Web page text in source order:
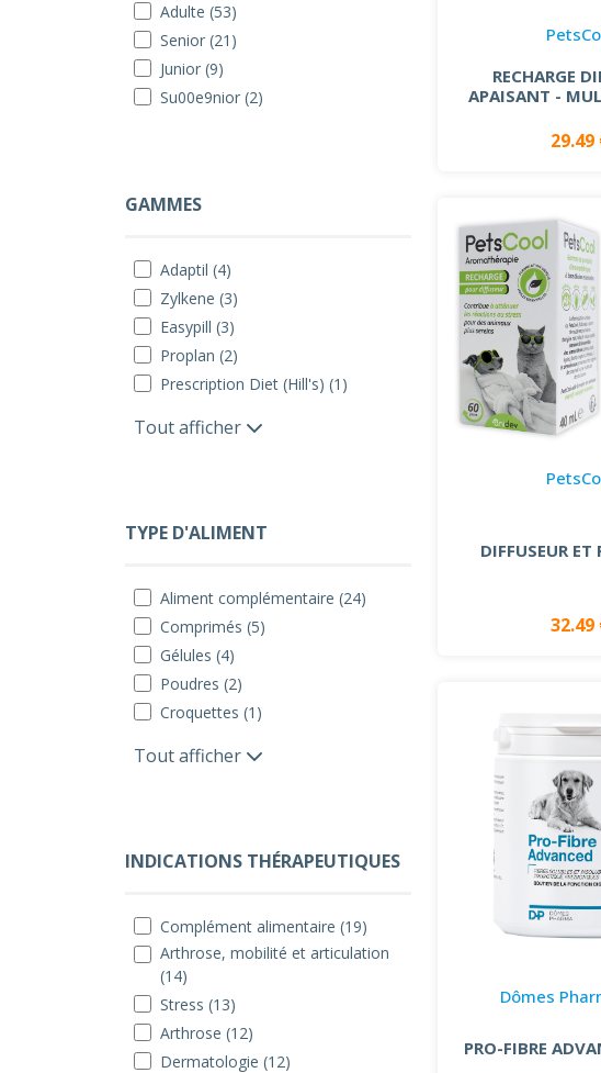
Adulte (53)
Senior (21)
Junior (9)
Su00e9nior (2)
GAMMES
Adaptil (4)
Zylkene (3)
Easypill (3)
Proplan (2)
Prescription Diet (Hill's) (1)
Tout afficher
TYPE D'ALIMENT
Aliment complémentaire (24)
Comprimés (5)
Gélules (4)
Poudres (2)
Croquettes (1)
Tout afficher
INDICATIONS THÉRAPEUTIQUES
Complément alimentaire (19)
Arthrose, mobilité et articulation
(14)
Stress (13)
Arthrose (12)
Dermatologie (12)
RECHARGE
APAISANT -
29.49
DIFFUSEUR ET
32.49
Dômes
PRO-FIBRE